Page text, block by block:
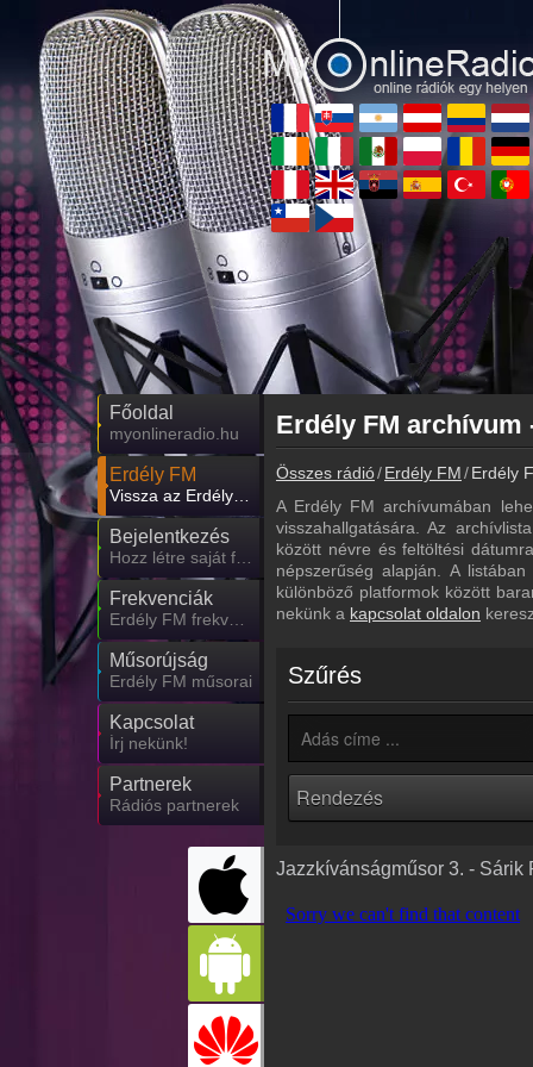
Főoldal
myonlineradio.hu
Erdély FM
Bejelentkezés
Frekvenciák
Műsorújság
Erdély FM műsorai
Kapcsolat
Írj nekünk!
Partnerek
Rádiós partnerek
Összes rádió Erdély FM
Erdély
A Erdély FM archívumában
visszahallgatására. Az
között névre és feltöltési
népszerűség alapján. A
különböző platformok között
nekünk a kapcsolat oldalon
Szűrés
Jazzkívánságműsor 3. - Sárik